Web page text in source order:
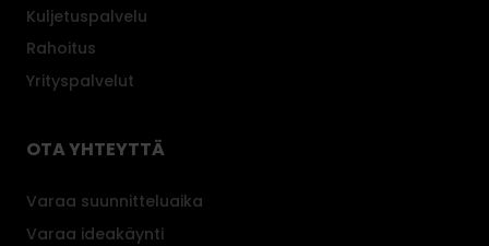
Kuljetuspalvelu
Rahoitus
Yrityspalvelut
OTA YHTEYTTÄ
Varaa suunnitteluaika
Varaa ideakäynti